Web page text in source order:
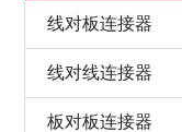
线对板连接器
线对线连接器
板对板连接器